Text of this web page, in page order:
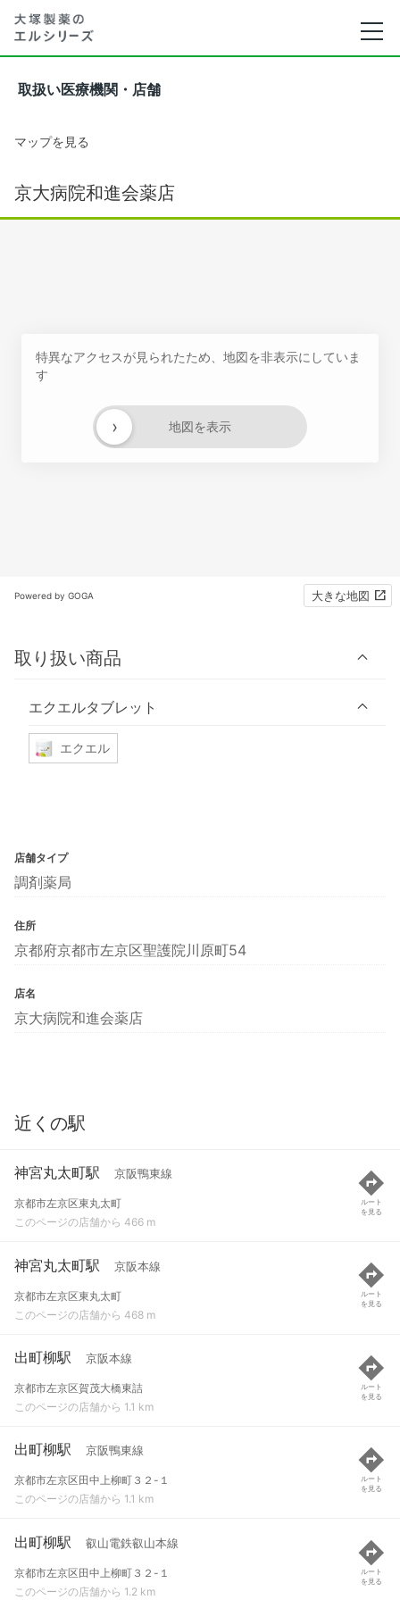
取扱い医療機関・店舗
マップを見る
京大病院和進会薬店
特異なアクセスが見られたため、地図を非表示にしていま
す
地図を表示
›
Powered by GOGA 大きな地図
取り扱い商品
エクエルタブレット
エクエル
店舗タイプ
調剤薬局
住所
京都府京都市左京区聖護院川原町54
店名
京大病院和進会薬店
近くの駅
神宮丸太町駅 京阪鴨東線
京都市左京区東丸太町
このページの店舗から 466 m
ルート
を見る
神宮丸太町駅 京阪本線
京都市左京区東丸太町
このページの店舗から 468 m
ルート
を見る
出町柳駅 京阪本線
京都市左京区賀茂大橋東詰
このページの店舗から 1.1 km
ルート
を見る
出町柳駅 京阪鴨東線
京都市左京区田中上柳町３２-１
このページの店舗から 1.1 km
ルート
を見る
出町柳駅 叡山電鉄叡山本線
京都市左京区田中上柳町３２-１
このページの店舗から 1.2 km
ルート
を見る